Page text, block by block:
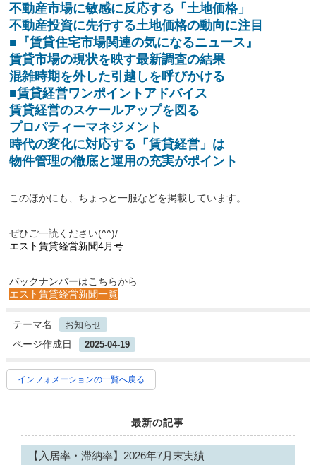
不動産市場に敏感に反応する「土地価格」
不動産投資に先行する土地価格の動向に注目
■『賃貸住宅市場関連の気になるニュース』
賃貸市場の現状を映す最新調査の結果
混雑時期を外した引越しを呼びかける
■賃貸経営ワンポイントアドバイス
賃貸経営のスケールアップを図る
プロパティーマネジメント
時代の変化に対応する「賃貸経営」は
物件管理の徹底と運用の充実がポイント
このほかにも、ちょっと一服などを掲載しています。
ぜひご一読ください(^^)/
エスト賃貸経営新聞4月号
バックナンバーはこちらから
エスト賃貸経営新聞一覧
テーマ名 お知らせ
ページ作成日 2025-04-19
インフォメーションの一覧へ戻る
最新の記事
【入居率・滞納率】2026年7月末実績